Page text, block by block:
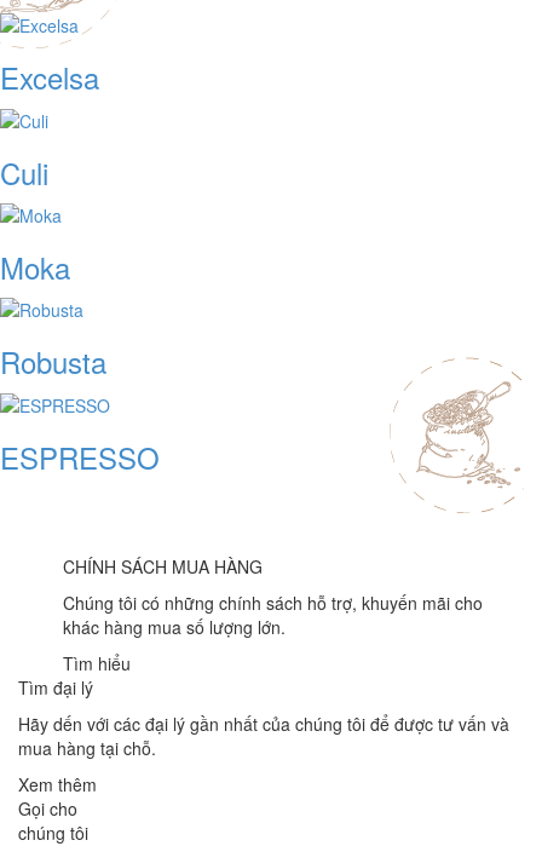
Excelsa
Culi
Moka
Robusta
ESPRESSO
CHÍNH SÁCH MUA HÀNG
Chúng tôi có những chính sách hỗ trợ, khuyến mãi cho
khác hàng mua số lượng lớn.
Tìm hiểu
Tìm đại lý
Hãy dến với các đại lý gần nhất của chúng tôi để được tư vấn và
mua hàng tại chỗ.
Xem thêm
Gọi cho
chúng tôi